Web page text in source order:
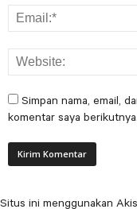
Simpan nama, email,
komentar saya berikutnya.
Situs ini menggunakan